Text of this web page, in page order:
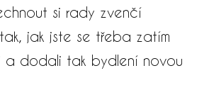
si rady zvenčí
jak jste se třeba zatím
a dodali tak bydlení novou